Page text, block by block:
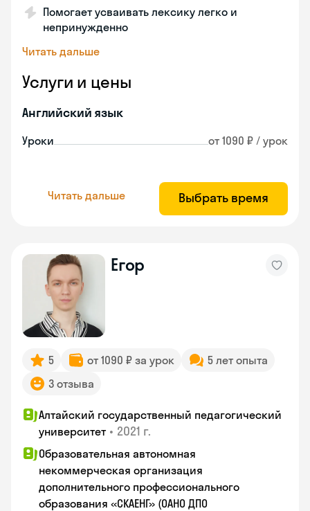
Помогает усваивать лексику легко и
непринужденно
Читать дальше
Услуги и цены
Английский язык
Уроки от 1090 ₽ / урок
Читать дальше Выбрать время
Егор
5 от 1090 ₽ за урок
5 лет опыта
3 отзыва
Алтайский государственный педагогический
университет • 2021 г.
Образовательная автономная
некоммерческая организация
дополнительного профессионального
образования «СКАЕНГ» (ОАНО ДПО